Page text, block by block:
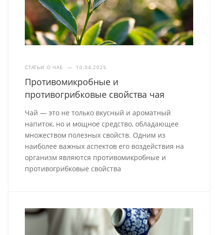
СТАТЬИ О ЧАЕ — 10.04.2025
Противомикробные и
противогрибковые свойства чая
Чай — это не только вкусный и ароматный
напиток, но и мощное средство, обладающее
множеством полезных свойств. Одним из
наиболее важных аспектов его воздействия на
организм являются противомикробные и
противогрибковые свойства